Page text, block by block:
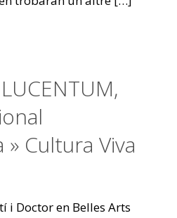
Cultura Viva
i Doctor en Belles Arts